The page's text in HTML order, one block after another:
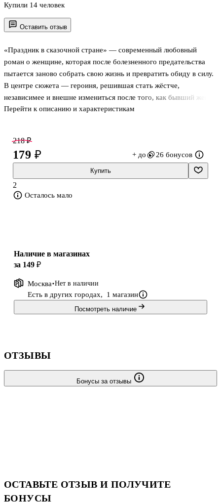
Оставить отзыв
«Праздник в сказочной стране» — современный любовный
роман о женщине, которая после болезненного предательства
пытается заново собрать свою жизнь и превратить обиду в силу.
В центре сюжета — героиня, решившая стать жёстче,
независимее и внешне измениться после того, как бывший жених
и лучшая подруга объявили о помолвке. На этом фоне
начать всё заново без мести и самообмана. В книге важны не
только новые чувства, но и внутренний перелом, когда желание
понравиться другим сталкивается с необходимостью принять
себя.
О чём книга
Перейти к описанию и характеристикам
Купили 14 человек
218 ₽
179 ₽ + до 26 бонусов
Купить
2
Осталось мало
Наличие в магазинах
за 149 ₽
Москва Нет в наличии
Есть в других городах, 1 магазин
Посмотреть наличие
ОТЗЫВЫ
Бонусы за отзывы
ОСТАВЬТЕ ОТЗЫВ И ПОЛУЧИТЕ
БОНУСЫ